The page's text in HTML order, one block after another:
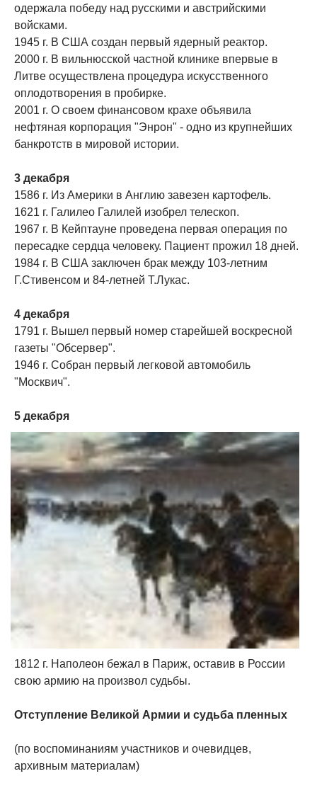
одержала победу над русскими и австрийскими
войсками.
1945 г. В США создан первый ядерный реактор.
2000 г. В вильнюсской частной клинике впервые в
Литве осуществлена процедура искусственного
оплодотворения в пробирке.
2001 г. О своем финансовом крахе объявила
нефтяная корпорация "Энрон" - одно из крупнейших
банкротств в мировой истории.
3 декабря
1586 г. Из Америки в Англию завезен картофель.
1621 г. Галилео Галилей изобрел телескоп.
1967 г. В Кейптауне проведена первая операция по
пересадке сердца человеку. Пациент прожил 18 дней.
1984 г. В США заключен брак между 103-летним
Г.Стивенсом и 84-летней Т.Лукас.
4 декабря
1791 г. Вышел первый номер старейшей воскресной
газеты "Обсервер".
1946 г. Собран первый легковой автомобиль
"Москвич".
5 декабря
1812 г. Наполеон бежал в Париж, оставив в России
свою армию на произвол судьбы.
Отступление Великой Армии и судьба пленных
(по воспоминаниям участников и очевидцев,
архивным материалам)